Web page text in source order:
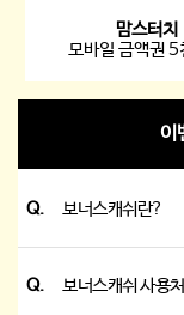
맘스터치
모바일 금액권 5
이
Q. 보너스캐쉬란?
Q. 보너스캐쉬 사용